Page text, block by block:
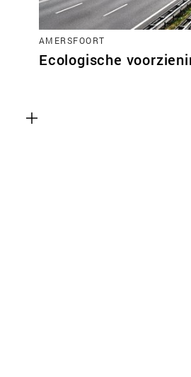
AMERSFOORT
Ecologische